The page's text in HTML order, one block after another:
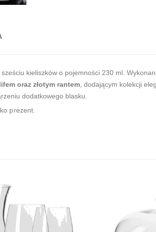
kieliszków o pojemności 230 ml.
oraz złotym rantem, dodającym kolekcji
dodatkowego blasku.
prezent.